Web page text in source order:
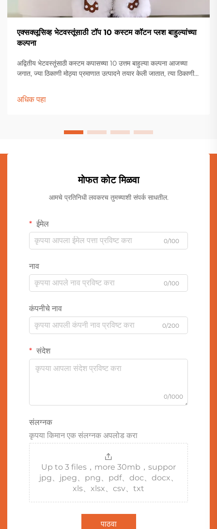
एक्सक्लूसिव्ह भेटवस्तूंसाठी टॉप 10 कस्टम कॉटन प्लश बाहुल्यांच्या
कल्पना
अद्वितीय भेटवस्तूंसाठी कस्टम कपासच्या 10 उत्तम बाहुल्या कल्पना आजच्या
जगात, ज्या ठिकाणी मोठ्या प्रमाणात उत्पादने तयार केली जातात, त्या ठिकाणी
अधिक पहा
मोफत कोट मिळवा
आमचे प्रतिनिधी लवकरच तुमच्याशी संपर्क साधतील.
ईमेल
0/100
नाव
0/100
कंपनीचे नाव
0/200
संदेश
0/1000
संलग्नक
कृपया किमान एक संलग्नक अपलोड करा
Up to 3 files，more 30mb，suppor
jpg、jpeg、png、pdf、doc、docx、
xls、xlsx、csv、txt
पाठवा